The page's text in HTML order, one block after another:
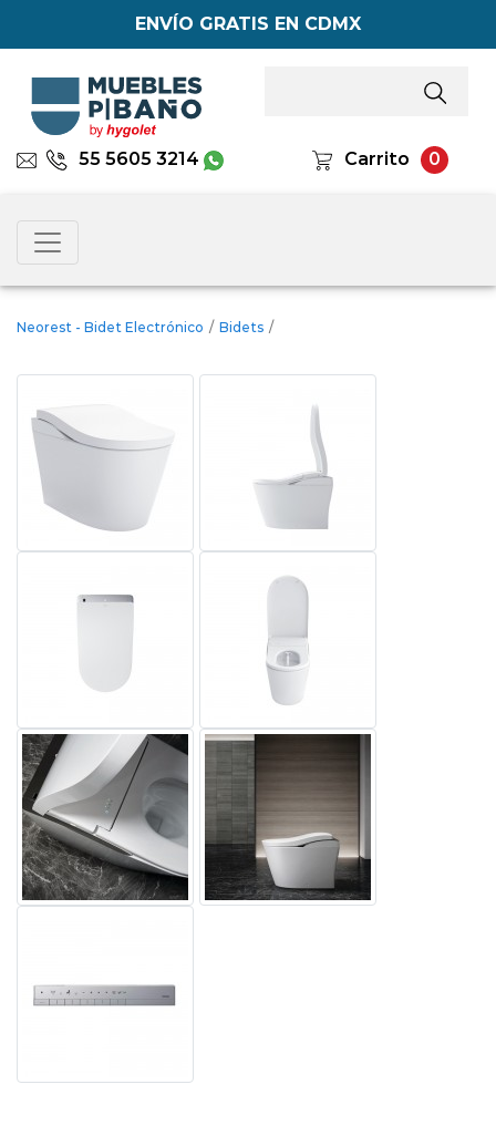
ENVÍO GRATIS EN CDMX
55 5605 3214 Carrito 0
Neorest - Bidet Electrónico / Bidets /